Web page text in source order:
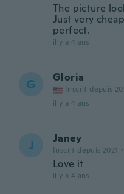
The picture
Just very
perfect.
il y a 4 ans
G Gloria
Inscrit depuis
il y a 4 ans
J Janey
Inscrit depuis 2021 ·
Love it
il y a 4 ans